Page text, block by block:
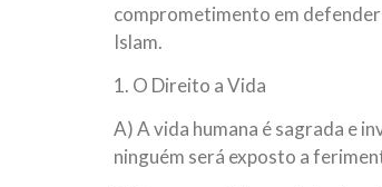
comprometimento em
Islam.
1. O Direito a Vida
A) A vida humana é sagrada e
ninguém será exposto a